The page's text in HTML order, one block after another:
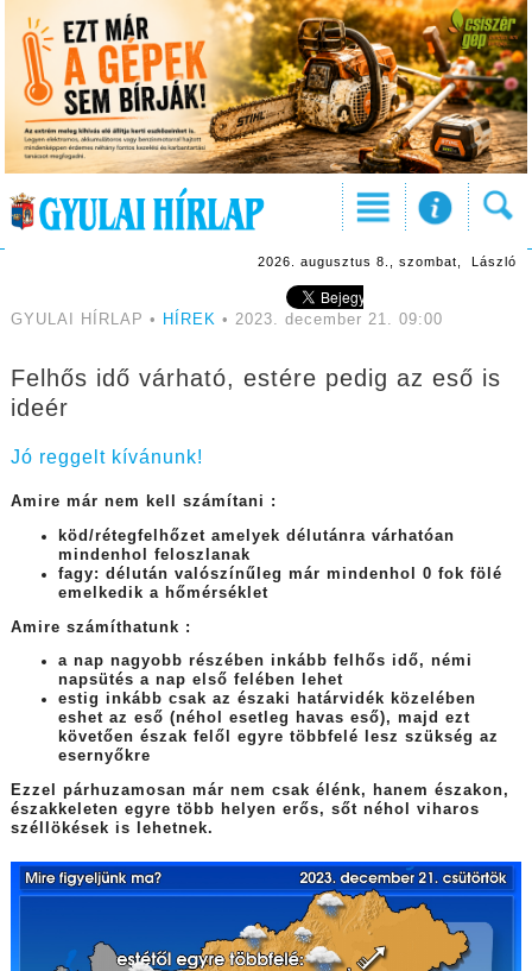
2026. augusztus 8., szombat, László
GYULAI HÍRLAP • HÍREK • 2023. december 21. 09:00
Felhős idő várható, estére pedig az eső is
ideér
Jó reggelt kívánunk!
Amire már nem kell számítani :
köd/rétegfelhőzet amelyek délutánra várhatóan
mindenhol feloszlanak
fagy: délután valószínűleg már mindenhol 0 fok fölé
emelkedik a hőmérséklet
Amire számíthatunk :
a nap nagyobb részében inkább felhős idő, némi
napsütés a nap első felében lehet
estig inkább csak az északi határvidék közelében
eshet az eső (néhol esetleg havas eső), majd ezt
követően észak felől egyre többfelé lesz szükség az
esernyőkre
Ezzel párhuzamosan már nem csak élénk, hanem északon,
északkeleten egyre több helyen erős, sőt néhol viharos
széllökések is lehetnek.